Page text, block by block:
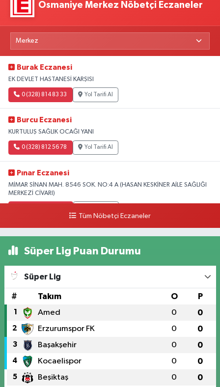
Osmaniye Merkez Nöbetçi Eczaneler
Burak Eczanesi
EK DEVLET HASTANESİ KARŞISI
0 (328) 814 83 33 Yol Tarifi Al
Burcu Eczanesi
KURTULUŞ SAĞLIK OCAĞI YANI
0 (328) 812 56 78 Yol Tarifi Al
Pınar Eczanesi
MİMAR SİNAN MAH. 8546 SOK. NO:4 A (HASAN KESKİNER AİLE SAĞLIĞI
MERKEZİ CİVARI)
Tüm Nöbetçi Eczaneler
Süper Lig Puan Durumu
Süper Lig
# Takım O P
1 Amed 0 0
2 Erzurumspor FK 0 0
3 Başakşehir 0 0
4 Kocaelispor 0 0
5 Beşiktaş 0 0